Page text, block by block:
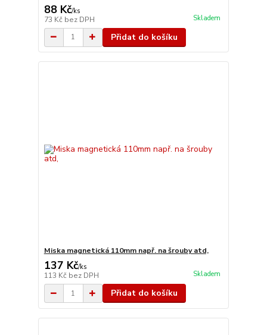
88 Kč/ks
73 Kč bez DPH Skladem
Přidat do košíku
Miska magnetická 110mm např. na šrouby atd,
137 Kč/ks
113 Kč bez DPH Skladem
Přidat do košíku